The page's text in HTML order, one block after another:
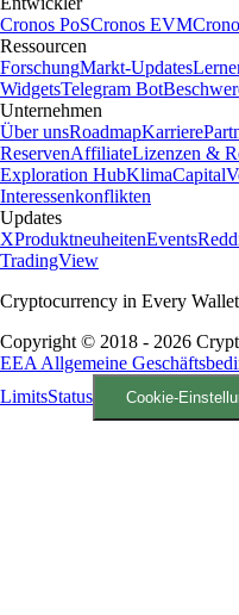
Cronos PoSCronos EVM
Ressourcen
ForschungMarkt-Updates
WidgetsTelegram Bot
Unternehmen
Über unsRoadmapKarriere
ReservenAffiliateLizenzen &
Exploration HubKlimaCapital
Interessenkonflikten
Updates
XProduktneuheitenEvents
TradingView
Cryptocurrency in Every
Copyright © 2018 - 2026
EEA Allgemeine
LimitsStatus Cookie-